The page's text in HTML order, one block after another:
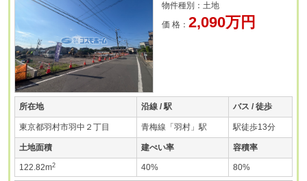
物件種別：土地
価 格： 2,090万円
所在地 沿線 / 駅 バス / 徒歩
東京都羽村市羽中２丁目 青梅線「羽村」駅 駅徒歩13分
土地面積 建ぺい率 容積率
122.82m2 40% 80%